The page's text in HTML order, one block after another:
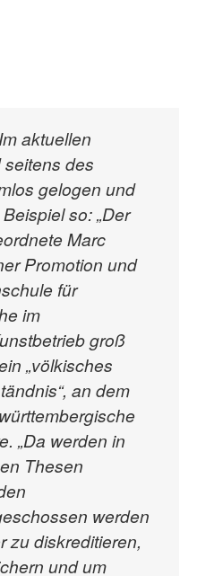
aktuellen
seitens des
gelogen und
so: „Der
Marc
Promotion und
für
im
groß
„völkisches
an dem
„Da werden in
Thesen
werden
zu diskreditieren,
und um